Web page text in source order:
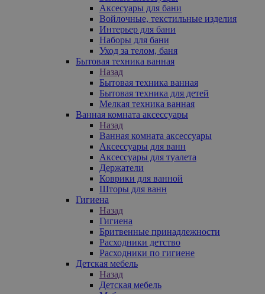
Аксесуары для бани
Войлочные, текстильные изделия
Интерьер для бани
Наборы для бани
Уход за телом, баня
Бытовая техника ванная
Назад
Бытовая техника ванная
Бытовая техника для детей
Мелкая техника ванная
Ванная комната аксессуары
Назад
Ванная комната аксессуары
Аксессуары для ванн
Аксессуары для туалета
Держатели
Коврики для ванной
Шторы для ванн
Гигиена
Назад
Гигиена
Бритвенные принадлежности
Расходники детство
Расходники по гигиене
Детская мебель
Назад
Детская мебель